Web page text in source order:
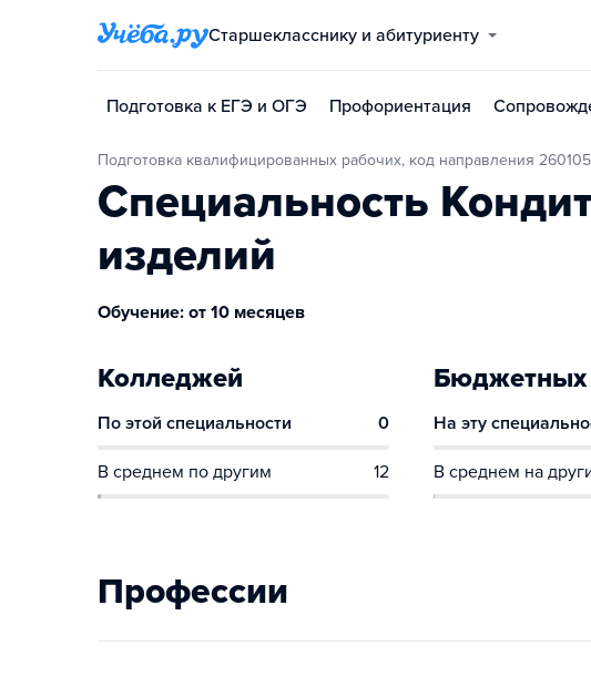
Старшекласснику и абитуриенту
Подготовка к ЕГЭ и ОГЭ Профориентация
Подготовка квалифицированных рабочих, код направления
Специальность
изделий
Обучение: от 10 месяцев
Колледжей
По этой специальности 0
В среднем по другим 12
Бюджетных
На эту
В среднем на
Профессии